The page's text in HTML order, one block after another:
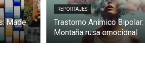
Made
REPORTAJES
Trastorno Anímico Bipolar:
Montaña rusa emocional